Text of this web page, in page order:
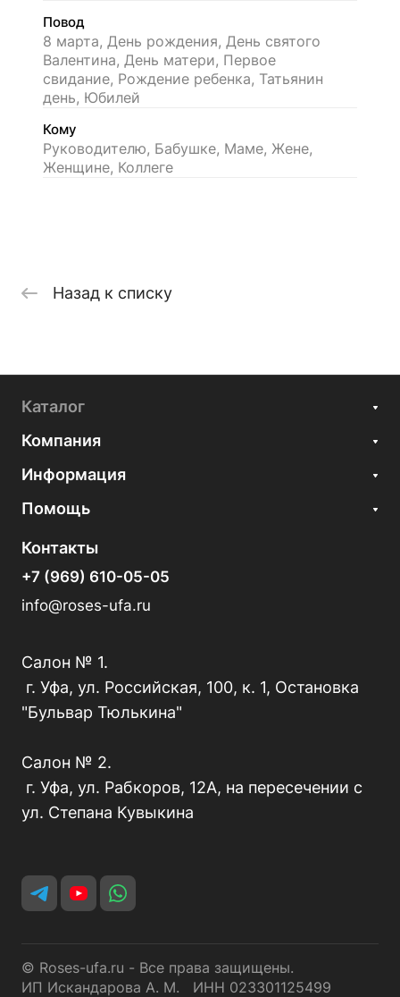
Повод
8 марта, День рождения, День святого
Валентина, День матери, Первое
свидание, Рождение ребенка, Татьянин
день, Юбилей
Кому
Руководителю, Бабушке, Маме, Жене,
Женщине, Коллеге
Назад к списку
Каталог
Компания
Информация
Помощь
Контакты
+7 (969) 610-05-05
info@roses-ufa.ru
Салон № 1.
г. Уфа, ул. Российская, 100, к. 1, Остановка
"Бульвар Тюлькина"
Салон № 2.
г. Уфа, ул. Рабкоров, 12А, на пересечении с
ул. Степана Кувыкина
© Roses-ufa.ru - Все права защищены.
ИП Искандарова А. М. ИНН 023301125499